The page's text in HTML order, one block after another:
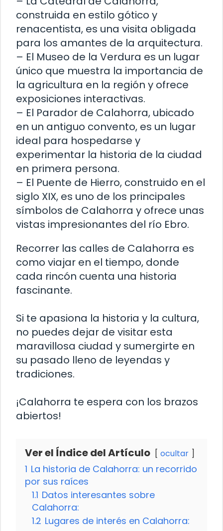
construida en estilo gótico y
renacentista, es una visita obligada
para los amantes de la arquitectura.
– El Museo de la Verdura es un lugar
único que muestra la importancia de
la agricultura en la región y ofrece
exposiciones interactivas.
– El Parador de Calahorra, ubicado
en un antiguo convento, es un lugar
ideal para hospedarse y
experimentar la historia de la ciudad
en primera persona.
– El Puente de Hierro, construido en el
siglo XIX, es uno de los principales
símbolos de Calahorra y ofrece unas
vistas impresionantes del río Ebro.
Recorrer las calles de Calahorra es
como viajar en el tiempo, donde
cada rincón cuenta una historia
fascinante.
Si te apasiona la historia y la cultura,
no puedes dejar de visitar esta
maravillosa ciudad y sumergirte en
su pasado lleno de leyendas y
tradiciones.
¡Calahorra te espera con los brazos
abiertos!
Ver el Índice del Artículo ocultar
1 La historia de Calahorra: un recorrido
por sus raíces
1.1 Datos interesantes sobre
Calahorra:
1.2 Lugares de interés en Calahorra: